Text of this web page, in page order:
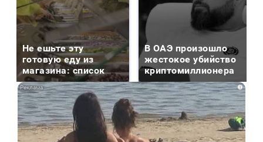
Не ешьте эту
готовую еду из
магазина: список
В ОАЭ произошло
жестокое убийство
криптомиллионера
i